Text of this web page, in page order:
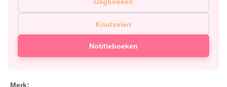
Knutselen
Notitieboeken
Merk: